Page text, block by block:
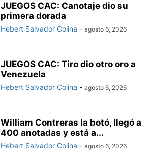
JUEGOS CAC: Canotaje dio su
primera dorada
Hebert Salvador Colina - agosto 6, 2026
JUEGOS CAC: Tiro dio otro oro a
Venezuela
Hebert Salvador Colina - agosto 6, 2026
William Contreras la botó, llegó a
400 anotadas y está a...
Hebert Salvador Colina - agosto 6, 2026